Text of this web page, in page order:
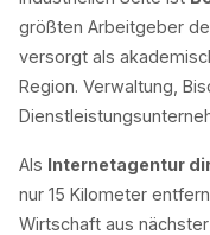
größten Arbeitgeber
versorgt als
Region. Verwaltung,
Als Internetagentur
nur 15 Kilometer
Wirtschaft aus